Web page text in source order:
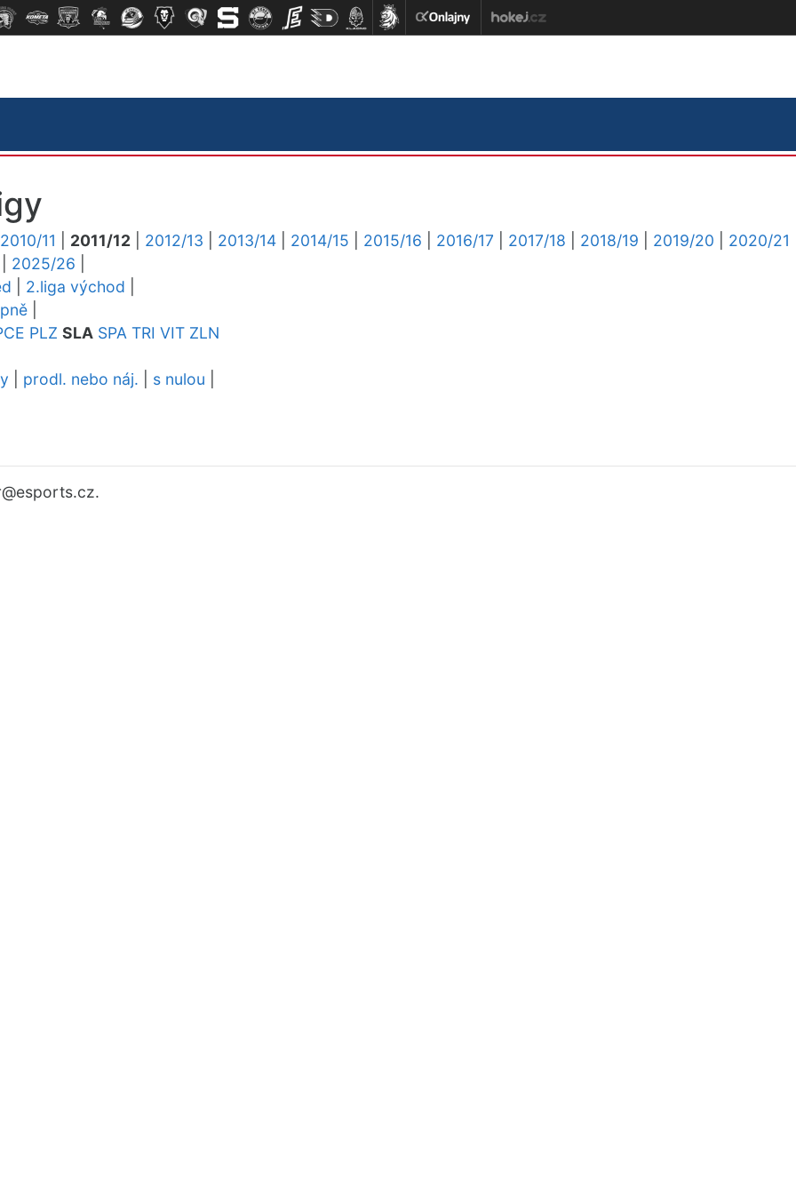
2010/11 2011/12 2012/13 2013/14 2014/15 2015/16 2016/17 2017/18 2018/19 2019/20
2020/21
2025/26
2.liga východ
PLZ SLA SPA TRI VIT ZLN
prodl. nebo náj. s nulou
@esports.cz.